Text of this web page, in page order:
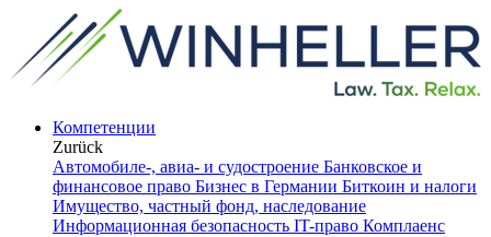
Компетенции
Zurück
Автомобиле-, авиа- и судостроение Банковское и
финансовое право Бизнес в Германии Биткоин и налоги
Имущество, частный фонд, наследование
Информационная безопасность IT-право Комплаенс